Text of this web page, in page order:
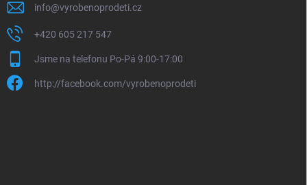
info@vyrobenoprodeti.cz
+420 605 217 547
Jsme na telefonu Po-Pá 9:00-17:00
http://facebook.com/vyrobenoprodeti